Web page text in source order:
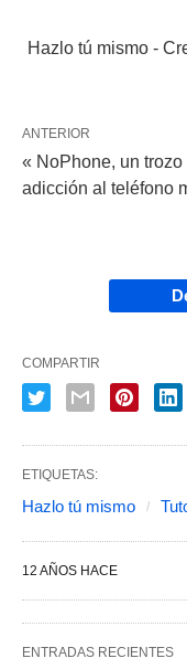
Hazlo tú mismo -
ANTERIOR
« NoPhone, un
adicción al teléfono
COMPARTIR
ETIQUETAS:
Hazlo tú mismo
12 AÑOS HACE
ENTRADAS RECIENTES